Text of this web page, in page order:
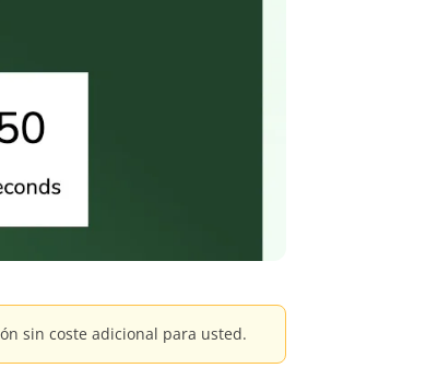
sin coste adicional para usted.